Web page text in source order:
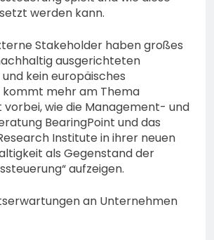
unterstützt bei Waldbrand
im Rheingau-Taunus-Kreis
sicherten in schwierigem
Gelände die Flanken des
Brandgebietes
POL-OF: Manipulierte
Bike aus dem Verkehr
gezogen – TRuP-
Spezialisten decken gleich
mehrere Verstöße auf
6. August 2026
werden kann.
Stakeholder haben großes
ausgerichteten
kein europäisches
mehr am Thema
vorbei, wie die Management- und
BearingPoint und das
Institute in ihrer neuen
als Gegenstand der
aufzeigen.
an Unternehmen